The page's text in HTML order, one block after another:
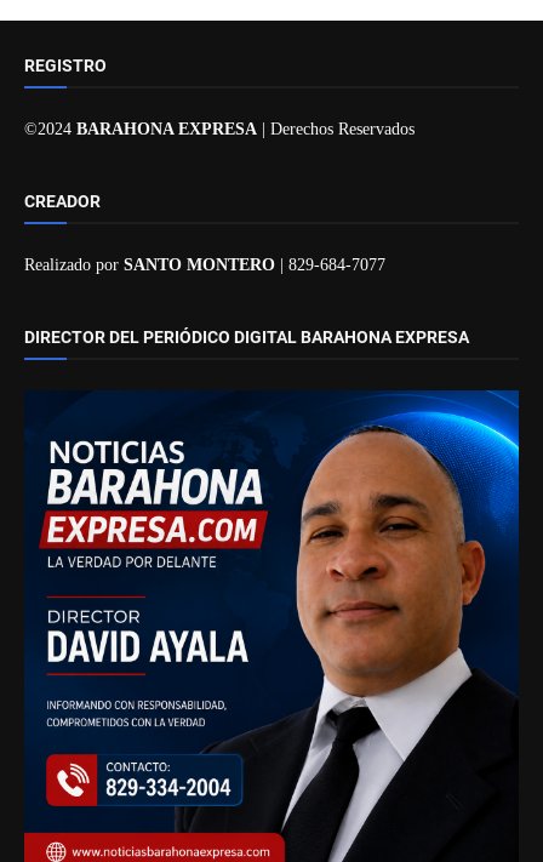
REGISTRO
©2024 BARAHONA EXPRESA | Derechos Reservados
CREADOR
Realizado por SANTO MONTERO | 829-684-7077
DIRECTOR DEL PERIÓDICO DIGITAL BARAHONA EXPRESA